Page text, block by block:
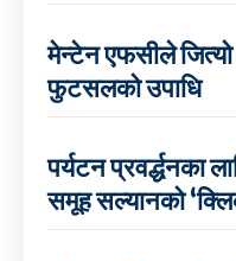
मेन्टेन एफसीले
फुटसलको उपाधि
पर्यटन प्रवर्द्धनका
समूह सल्यानको